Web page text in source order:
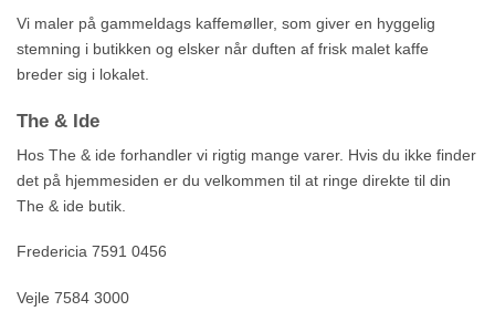
Vi maler på gammeldags kaffemøller, som giver en hyggelig
stemning i butikken og elsker når duften af frisk malet kaffe
breder sig i lokalet.
The & Ide
Hos The & ide forhandler vi rigtig mange varer. Hvis du ikke finder
det på hjemmesiden er du velkommen til at ringe direkte til din
The & ide butik.
Fredericia 7591 0456
Vejle 7584 3000